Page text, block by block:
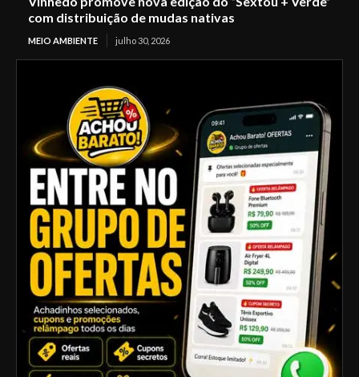
com distribuição de mudas nativas
MEIO AMBIENTE julho 30, 2026